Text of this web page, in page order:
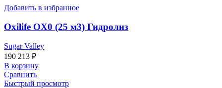
Добавить в избранное
Oxilife OX0 (25 м3) Гидролиз
Sugar Valley
190 213 ₽
В корзину
Сравнить
Быстрый просмотр